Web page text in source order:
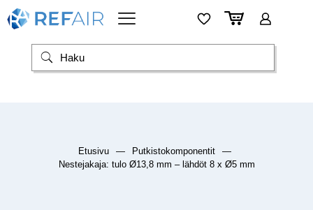
Etusivu — Putkistokomponentit
—
Nestejakaja: tulo Ø13,8 mm – lähdöt 8 x Ø5 mm